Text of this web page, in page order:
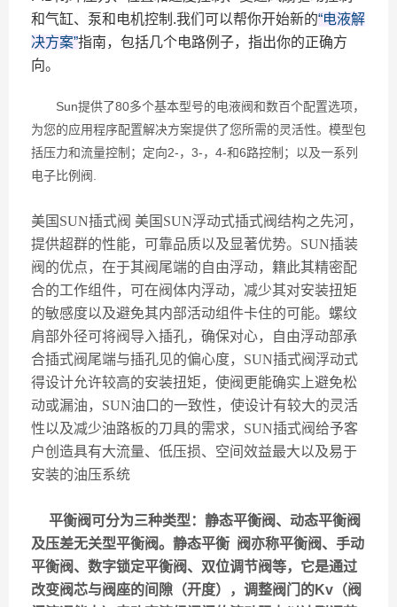
和气缸、泵和电机控制.我们可以帮你开始新的“电液解
决方案”指南，包括几个电路例子，指出你的正确方
向。
Sun提供了80多个基本型号的电液阀和数百个配置选项，
为您的应用程序配置解决方案提供了您所需的灵活性。模型包
括压力和流量控制；定向2-，3-，4-和6路控制；以及一系列
电子比例阀.
美国 SUN插式阀 美国 SUN浮动式插式阀结构之先河，
提供超群的性能，可靠品质以及显著优势。 SUN插装
阀的优点，在于其阀尾端的自由浮动，籍此其精密配
合的工作组件，可在阀体内浮动，减少其对安装扭矩
的敏感度以及避免其内部活动组件卡住的可能。螺纹
肩部外径可将阀导入插孔，确保对心，自由浮动部承
合插式阀尾端与插孔见的偏心度， SUN插式阀浮动式
得设计允许较高的安装扭矩，使阀更能确实上避免松
动或漏油， SUN油口的一致性，使设计有较大的灵活
性以及减少油路板的刀具的需求， SUN插式阀给予客
户创造具有大流量、低压损、空间效益最大以及易于
安装的油压系统
平衡阀可分为三种类型：静态平衡阀、动态平衡阀
及压差无关型平衡阀。静态平衡 阀亦称平衡阀、手动
平衡阀、数字锁定平衡阀、双位调节阀等，它是通过
改变阀芯与阀座的间隙（开度），调整阀门的Kv（阀